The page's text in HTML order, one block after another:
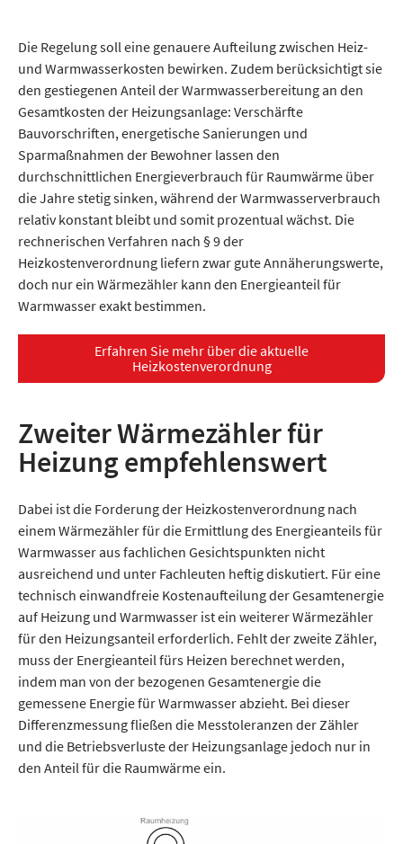
Die Regelung soll eine genauere Aufteilung zwischen Heiz-
und Warmwasserkosten bewirken. Zudem berücksichtigt sie
den gestiegenen Anteil der Warmwasserbereitung an den
Gesamtkosten der Heizungsanlage: Verschärfte
Bauvorschriften, energetische Sanierungen und
Sparmaßnahmen der Bewohner lassen den
durchschnittlichen Energieverbrauch für Raumwärme über
die Jahre stetig sinken, während der Warmwasserverbrauch
relativ konstant bleibt und somit prozentual wächst. Die
rechnerischen Verfahren nach § 9 der
Heizkostenverordnung liefern zwar gute Annäherungswerte,
doch nur ein Wärmezähler kann den Energieanteil für
Warmwasser exakt bestimmen.
Erfahren Sie mehr über die aktuelle
Heizkostenverordnung
Zweiter Wärmezähler für
Heizung empfehlenswert
Dabei ist die Forderung der Heizkostenverordnung nach
einem Wärmezähler für die Ermittlung des Energieanteils für
Warmwasser aus fachlichen Gesichtspunkten nicht
ausreichend und unter Fachleuten heftig diskutiert. Für eine
technisch einwandfreie Kostenaufteilung der Gesamtenergie
auf Heizung und Warmwasser ist ein weiterer Wärmezähler
für den Heizungsanteil erforderlich. Fehlt der zweite Zähler,
muss der Energieanteil fürs Heizen berechnet werden,
indem man von der bezogenen Gesamtenergie die
gemessene Energie für Warmwasser abzieht. Bei dieser
Differenzmessung fließen die Messtoleranzen der Zähler
und die Betriebsverluste der Heizungsanlage jedoch nur in
den Anteil für die Raumwärme ein.